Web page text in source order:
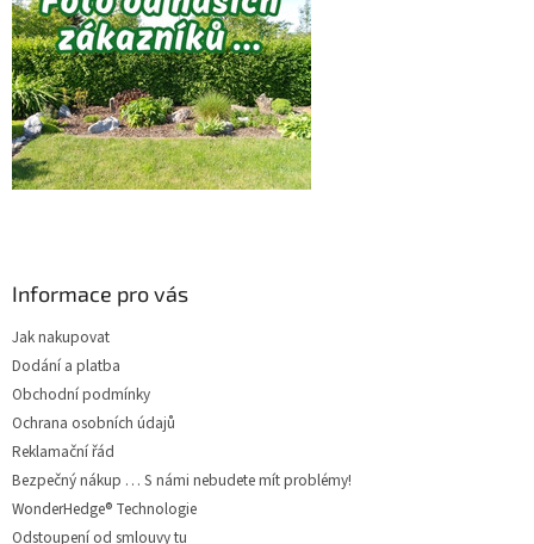
Informace pro vás
Jak nakupovat
Dodání a platba
Obchodní podmínky
Ochrana osobních údajů
Reklamační řád
Bezpečný nákup … S námi nebudete mít problémy!
WonderHedge® Technologie
Odstoupení od smlouvy tu